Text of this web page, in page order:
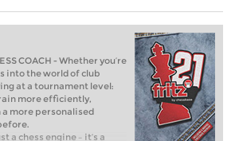
COACH - Whether you’re
into the world of club
at a tournament level:
more efficiently,
more personalised
a chess engine – it’s a